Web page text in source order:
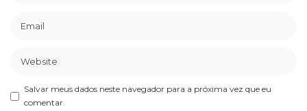
Salvar meus dados neste navegador para a próxima vez que eu
comentar.